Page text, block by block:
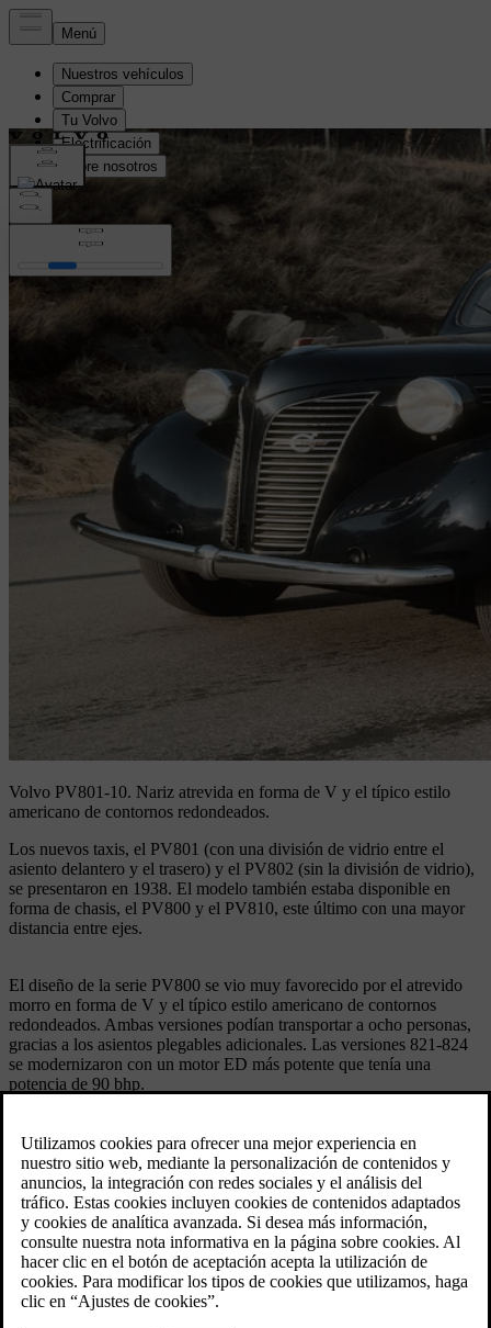
Volvo PV801-10. Nariz atrevida en forma de V y el típico estilo
americano de contornos redondeados.
Los nuevos taxis, el PV801 (con una división de vidrio entre el
asiento delantero y el trasero) y el PV802 (sin la división de vidrio),
se presentaron en 1938. El modelo también estaba disponible en
forma de chasis, el PV800 y el PV810, este último con una mayor
distancia entre ejes.
El diseño de la serie PV800 se vio muy favorecido por el atrevido
morro en forma de V y el típico estilo americano de contornos
redondeados. Ambas versiones podían transportar a ocho personas,
gracias a los asientos plegables adicionales. Las versiones 821-824
se modernizaron con un motor ED más potente que tenía una
potencia de 90 bhp.
Especificaciones técnicas
Model: PV801-10
Variantes: PV 800 Chasis PV 801 (Taxi con división en vidrio) PV
802 (Taxi sin división en vidrio) PV 810 Chasis, ampliado
Producido: PV801-10: 1938 - 1947 PV821-4: 1947 - 1948
Volumen: PV801-10: 1,848 PV821-4: 800
Carrocería: Taxi o chasis construido a petición del cliente y
destinado a carrocerías especiales.
Motor: 6 cilindros en línea de válvulas laterales; 3670 cc; 84.14x110